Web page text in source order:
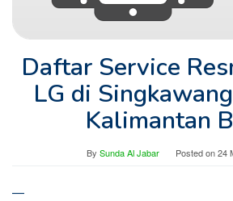
Daftar Service
LG di
Kalimantan
By Sunda Al Jabar Posted on24
—